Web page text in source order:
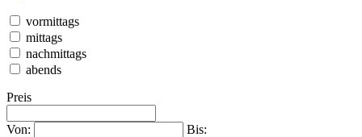
vormittags
mittags
nachmittags
abends
Preis
Von: Bis: